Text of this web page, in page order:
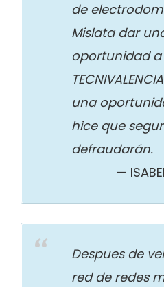
de
Mislata dar
oportunidad a
una
hice que
defraudarán.
Despues de
red de redes